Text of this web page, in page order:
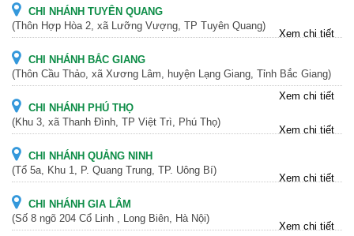
CHI NHÁNH TUYÊN QUANG
(Thôn Hợp Hòa 2, xã Lưỡng Vượng, TP Tuyên Quang)
Xem chi tiết
CHI NHÁNH BẮC GIANG
(Thôn Cầu Thảo, xã Xương Lâm, huyện Lạng Giang, Tỉnh Bắc Giang)
Xem chi tiết
CHI NHÁNH PHÚ THỌ
(Khu 3, xã Thanh Đình, TP Việt Trì, Phú Thọ)
Xem chi tiết
CHI NHÁNH QUẢNG NINH
(Tổ 5a, Khu 1, P. Quang Trung, TP. Uông Bí)
Xem chi tiết
CHI NHÁNH GIA LÂM
(Số 8 ngõ 204 Cổ Linh , Long Biên, Hà Nội)
Xem chi tiết